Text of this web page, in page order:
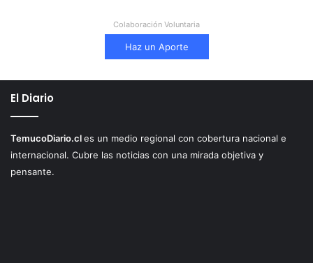
Colaboración Voluntaria
Haz un Aporte
El Diario
TemucoDiario.cles un medio regional con cobertura nacional e
internacional. Cubre las noticias con una mirada objetiva y
pensante.